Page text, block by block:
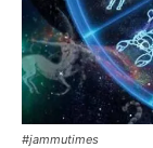
#jammutimes